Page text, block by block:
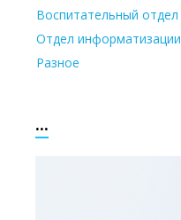
Воспитательный отдел
Отдел информатизации
Разное
...